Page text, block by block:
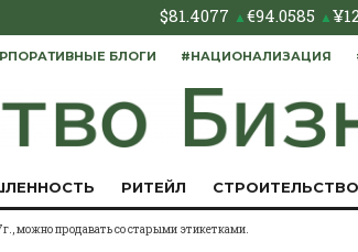
$81.4077 ▲€94.0585 ▲¥
БЛОГИ #НАЦИОНАЛИЗАЦИЯ
РИТЕЙЛ СТРОИТЕЛЬСТВО
можно продавать со старыми этикетками.